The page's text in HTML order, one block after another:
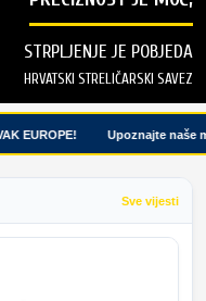
STRPLJENJE JE POBJEDA
HRVATSKI STRELIČARSKI SAVEZ
EUROPE! Upoznajte naše
Sve vijesti